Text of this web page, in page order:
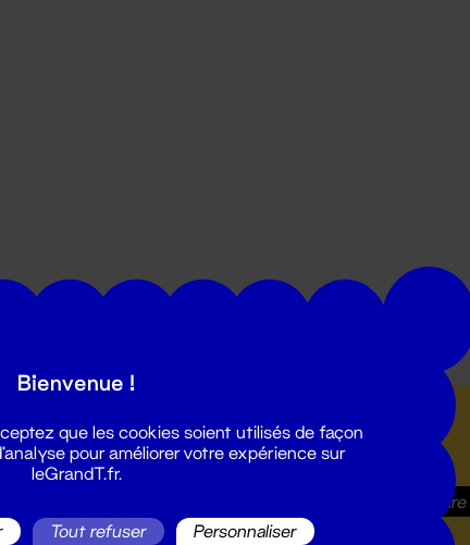
du Grand T :
S'inscrire
Bienvenue !
que les cookies soient utilisés de façon
pour améliorer votre expérience sur
leGrandT.fr.
Tout refuser Personnaliser